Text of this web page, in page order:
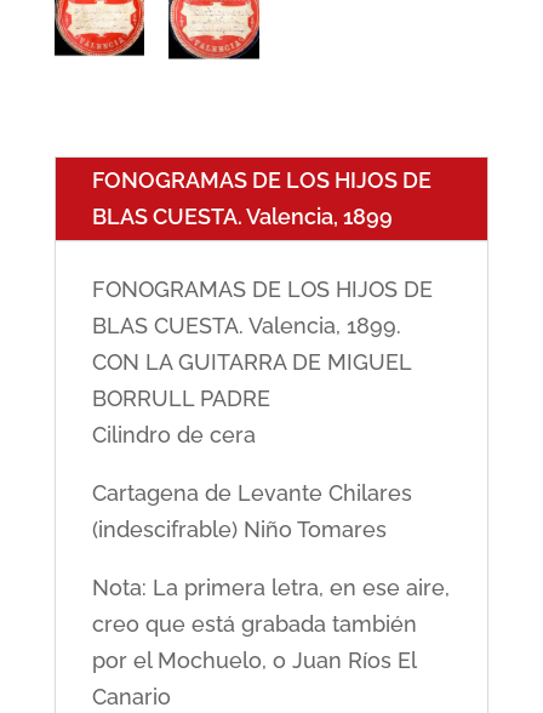
FONOGRAMAS DE LOS HIJOS DE
BLAS CUESTA. Valencia, 1899
FONOGRAMAS DE LOS HIJOS DE
BLAS CUESTA. Valencia, 1899.
CON LA GUITARRA DE MIGUEL
BORRULL PADRE
Cilindro de cera
Cartagena de Levante Chilares
(indescifrable) Niño Tomares
Nota: La primera letra, en ese aire,
creo que está grabada también
por el Mochuelo, o Juan Ríos El
Canario